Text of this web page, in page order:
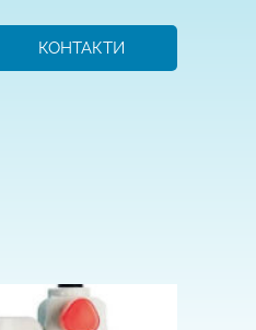
КОНТАКТИ